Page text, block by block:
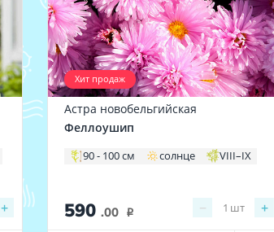
+
Хит продаж
Астра новобельгийская
Феллоушип
90 - 100 см солнце VIII–IX
590 .00 i − +
1 шт